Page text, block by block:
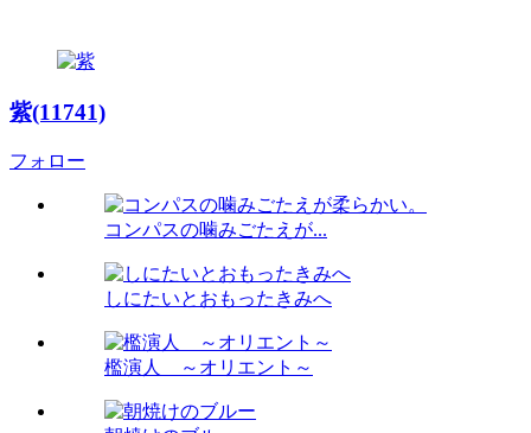
紫(11741)
フォロー
コンパスの噛みごたえが...
しにたいとおもったきみへ
檻演人 ～オリエント～